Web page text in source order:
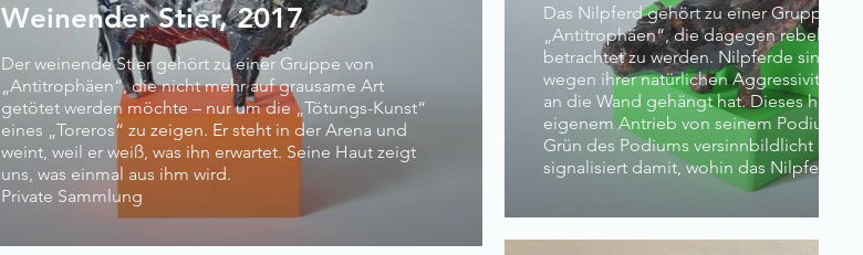
Weinender Stier, 2017
Der weinende Stier gehört zu einer Gruppe von
„Antitrophäen“, die nicht mehr auf grausame Art
getötet werden möchte – nur um die „Tötungs-Kunst“
eines „Toreros“ zu zeigen. Er steht in der Arena und
weint, weil er weiß, was ihn erwartet. Seine Haut zeigt
uns, was einmal aus ihm wird.
Private Sammlung
Das Nilpferd gehört zu einer Gruppe
„Antitrophäen“, die dagegen rebelliert,
betrachtet zu werden. Nilpferde sind
wegen ihrer natürlichen Aggressivität
an die Wand gehängt hat. Dieses hier
eigenem Antrieb von seinem Podium
Grün des Podiums versinnbildlicht die
signalisiert damit, wohin das Nilpferd
Fischstäbchen, 2018